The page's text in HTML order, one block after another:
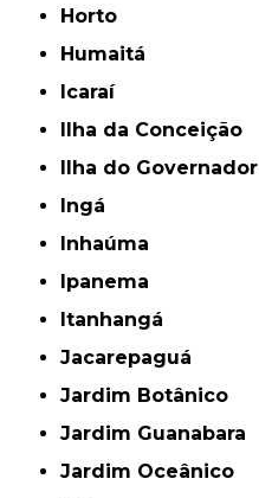
Horto
Humaitá
Icaraí
Ilha da Conceição
Ilha do Governador
Ingá
Inhaúma
Ipanema
Itanhangá
Jacarepaguá
Jardim Botânico
Jardim Guanabara
Jardim Oceânico